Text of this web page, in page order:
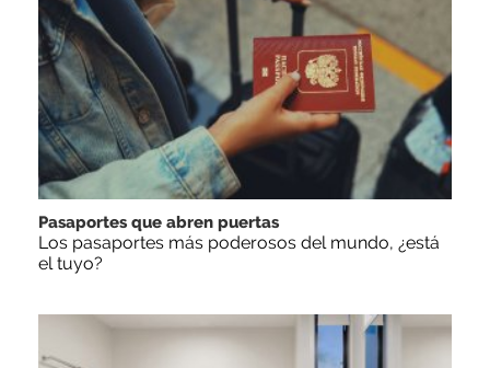
Pasaportes que abren puertas
Los pasaportes más poderosos del mundo, ¿está
el tuyo?